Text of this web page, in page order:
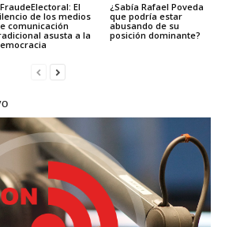
El
de los medios
comunicación
asusta a la
¿Sabía Rafael Poveda
que podría estar
abusando de su
posición dominante?